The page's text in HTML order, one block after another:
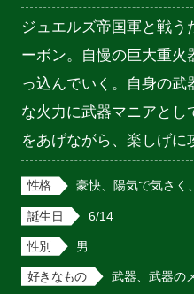
ジュエルズ帝国軍と戦
ーボン。自慢の巨大重火
っ込んでいく。自身の
な火力に武器マニアとし
をあげながら、楽しげに
性格 豪快、陽気で気さく
誕生日 6/14
性別 男
好きなもの 武器、武器の